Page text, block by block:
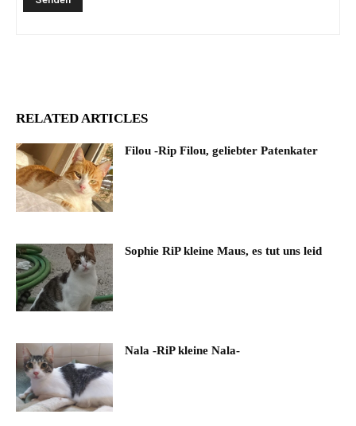
RELATED ARTICLES
Filou -Rip Filou, geliebter Patenkater
Sophie RiP kleine Maus, es tut uns leid
Nala -RiP kleine Nala-